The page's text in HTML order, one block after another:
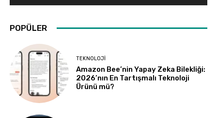
POPÜLER
TEKNOLOJI
Amazon Bee’nin Yapay Zeka Bilekliği:
2026’nın En Tartışmalı Teknoloji
Ürünü mü?